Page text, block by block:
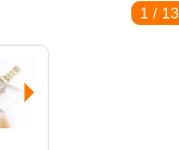
1 / 13